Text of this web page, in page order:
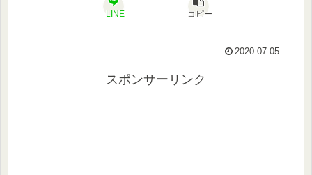
LINE コピー
2020.07.05
スポンサーリンク